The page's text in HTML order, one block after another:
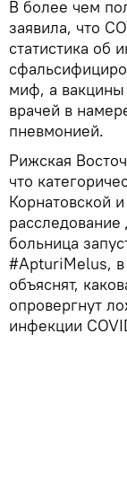
В более чем
заявила, что
статистика об
миф, а
врачей в
пневмонией.
Рижская
что
Корнатовской
расследование
больница
#ApturiMelus, в
объяснят,
опровергнут
инфекции